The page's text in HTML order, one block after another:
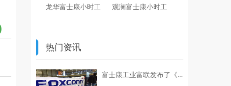
龙华富士康小时工 观澜富士康小时工
热门资讯
富士康工业富联发布了《联合国可持续发展目标（UN SDGs）进展报告（2024-2025）》